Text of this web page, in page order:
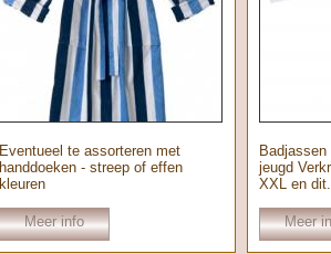
Eventueel te assorteren met
handdoeken - streep of effen
kleuren
Meer info
jeugd
XXL en
Meer